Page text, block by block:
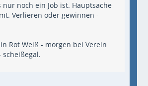
noch ein Job ist. Hauptsache
Verlieren oder gewinnen -
Rot Weiß - morgen bei Verein
scheißegal.